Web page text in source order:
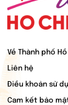
Về Thành phố
Liên hệ
Điều khoản sử
Cam kết bảo